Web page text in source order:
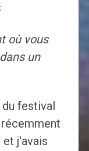
où vous
un
du festival
j'avais